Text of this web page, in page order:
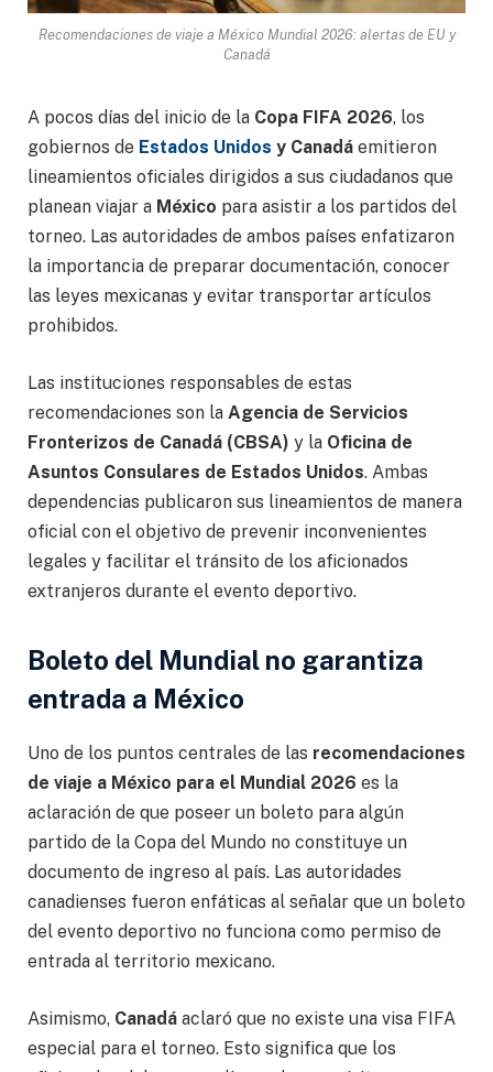
Recomendaciones de viaje a México Mundial 2026: alertas de EU y
Canadá
A pocos días del inicio de la Copa FIFA 2026, los
gobiernos de Estados Unidos y Canadá emitieron
lineamientos oficiales dirigidos a sus ciudadanos que
planean viajar a México para asistir a los partidos del
torneo. Las autoridades de ambos países enfatizaron
la importancia de preparar documentación, conocer
las leyes mexicanas y evitar transportar artículos
prohibidos.
Las instituciones responsables de estas
recomendaciones son la Agencia de Servicios
Fronterizos de Canadá (CBSA) y la Oficina de
Asuntos Consulares de Estados Unidos. Ambas
dependencias publicaron sus lineamientos de manera
oficial con el objetivo de prevenir inconvenientes
legales y facilitar el tránsito de los aficionados
extranjeros durante el evento deportivo.
Boleto del Mundial no garantiza
entrada a México
Uno de los puntos centrales de las recomendaciones
de viaje a México para el Mundial 2026 es la
aclaración de que poseer un boleto para algún
partido de la Copa del Mundo no constituye un
documento de ingreso al país. Las autoridades
canadienses fueron enfáticas al señalar que un boleto
del evento deportivo no funciona como permiso de
entrada al territorio mexicano.
Asimismo, Canadá aclaró que no existe una visa FIFA
especial para el torneo. Esto significa que los